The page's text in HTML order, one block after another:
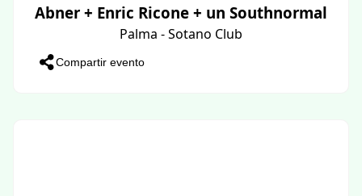
Abner + Enric Ricone + un Southnormal
Palma - Sotano Club
Compartir evento